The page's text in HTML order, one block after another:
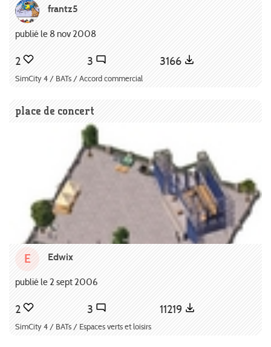
frantz5
publié le 8 nov 2008
2 3 3166
SimCity 4 / BATs / Accord commercial
place de concert
E Edwix
publié le 2 sept 2006
2 3 11219
SimCity 4 / BATs / Espaces verts et loisirs